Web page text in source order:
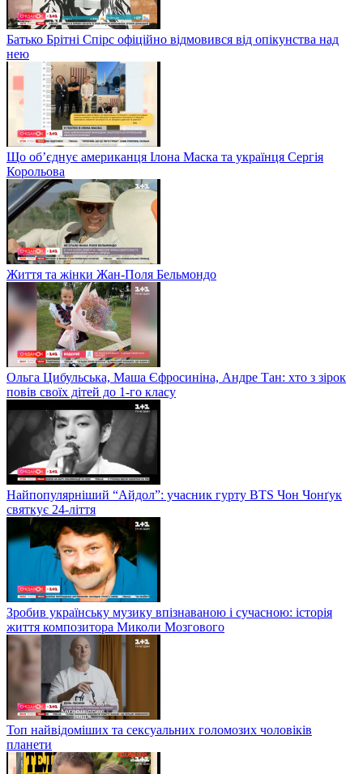
Батько Брітні Спірс офіційно відмовився від опікунства над
нею
Що об’єднує американця Ілона Маска та українця Сергія
Корольова
Життя та жінки Жан-Поля Бельмондо
Ольга Цибульська, Маша Єфросиніна, Андре Тан: хто з зірок
повів своїх дітей до 1-го класу
Найпопулярніший “Айдол”: учасник гурту BTS Чон Чонґук
святкує 24-ліття
Зробив українську музику впізнаваною і сучасною: історія
життя композитора Миколи Мозгового
Топ найвідоміших та сексуальних голомозих чоловіків
планети